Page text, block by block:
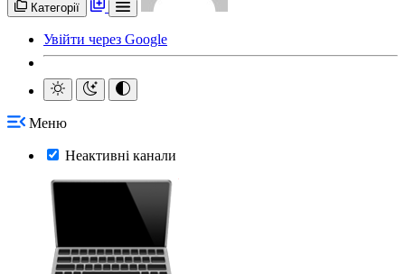
Категорії
Увійти через Google
Меню
Неактивні канали